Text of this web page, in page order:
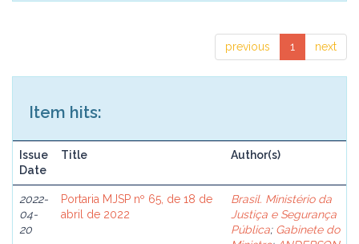
previous 1 next
Item hits:
Issue
Date
Title Author(s)
2022-
04-
20
Portaria MJSP nº 65, de 18 de
abril de 2022
Brasil. Ministério da
Justiça e Segurança
Pública; Gabinete do